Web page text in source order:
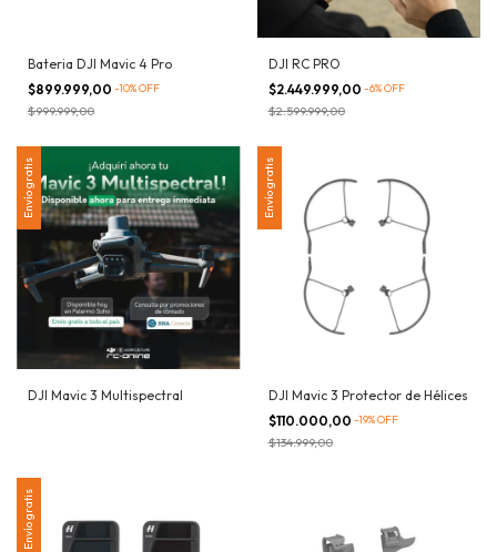
Bateria DJI Mavic 4 Pro
$899.999,00 -10%OFF
$999.999,00
DJI RC PRO
$2.449.999,00 -6%OFF
$2.599.999,00
Envío gratis
DJI Mavic 3 Multispectral
Envío gratis
DJI Mavic 3 Protector de Hélices
$110.000,00 -19%OFF
$134.999,00
Envío gratis